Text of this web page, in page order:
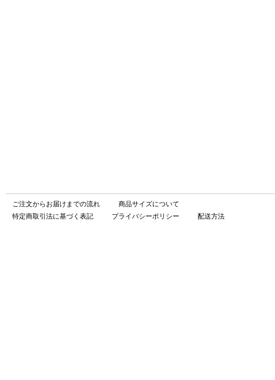
ご注文からお届けまでの流れ
商品サイズについて
特定商取引法に基づく表記
プライバシーポリシー 配送方法